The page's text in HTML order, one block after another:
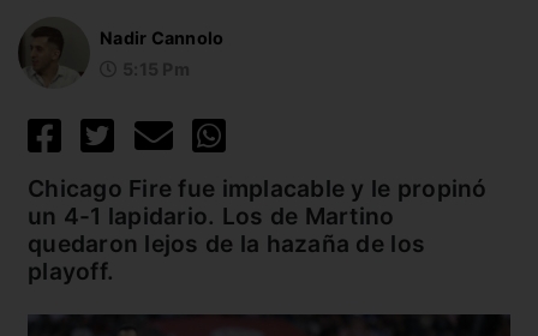
Nadir Cannolo
Chicago Fire fue implacable y le propinó
un 4-1 lapidario. Los de Martino
quedaron lejos de la hazaña de los
playoff.